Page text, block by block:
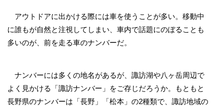
アウトドアに出かける際には車を使うことが多い。移動中
に誰もが自然と注視してしまい、車内で話題にのぼることも
多いのが、前を走る車のナンバーだ。
ナンバーには多くの地名があるが、諏訪湖や八ヶ岳周辺で
よく見かける「諏訪ナンバー」をご存じだろうか。もともと
長野県のナンバーは「長野」「松本」の2種類で、諏訪地域の